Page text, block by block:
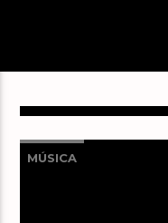
MÚSICA